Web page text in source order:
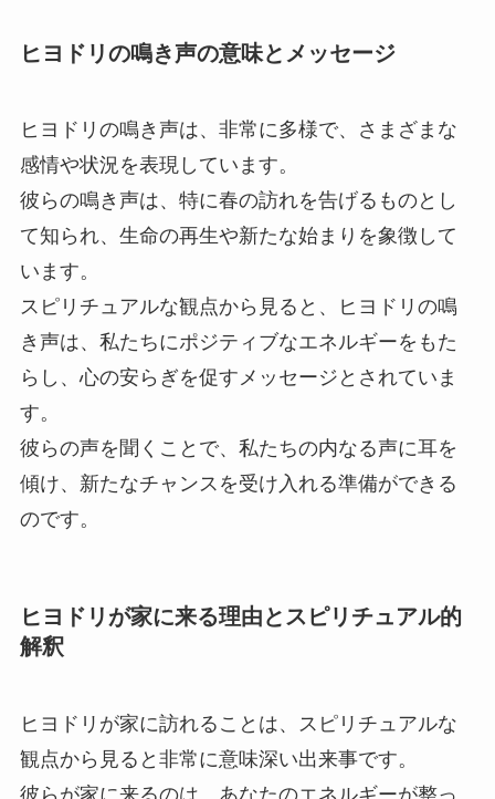
ヒヨドリの鳴き声の意味とメッセージ
ヒヨドリの鳴き声は、非常に多様で、さまざまな
感情や状況を表現しています。
彼らの鳴き声は、特に春の訪れを告げるものとし
て知られ、生命の再生や新たな始まりを象徴して
います。
スピリチュアルな観点から見ると、ヒヨドリの鳴
き声は、私たちにポジティブなエネルギーをもた
らし、心の安らぎを促すメッセージとされていま
す。
彼らの声を聞くことで、私たちの内なる声に耳を
傾け、新たなチャンスを受け入れる準備ができる
のです。
ヒヨドリが家に来る理由とスピリチュアル的
解釈
ヒヨドリが家に訪れることは、スピリチュアルな
観点から見ると非常に意味深い出来事です。
彼らが家に来るのは、あなたのエネルギーが整っ